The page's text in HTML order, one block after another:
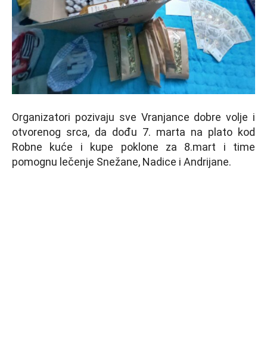
Organizatori pozivaju sve Vranjance dobre volje i
otvorenog srca, da dođu 7. marta na plato kod
Robne kuće i kupe poklone za 8.mart i time
pomognu lečenje Snežane, Nadice i Andrijane.